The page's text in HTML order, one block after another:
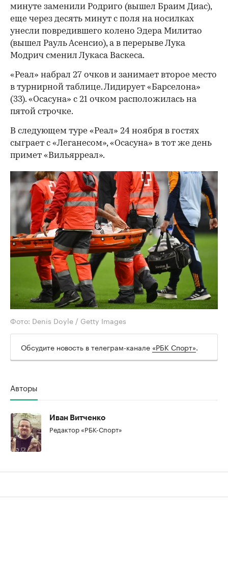
00:00 / 00:00
минуте заменили Родриго (вышел Браим Диас),
еще через десять минут с поля на носилках
унесли повредившего колено Эдера Милитао
(вышел Рауль Асенсио), а в перерыве Лука
Модрич сменил Лукаса Васкеса.
«Реал» набрал 27 очков и занимает второе место
в турнирной таблице. Лидирует «Барселона»
(33). «Осасуна» с 21 очком расположилась на
пятой строчке.
В следующем туре «Реал» 24 ноября в гостях
сыграет с «Леганесом», «Осасуна» в тот же день
примет «Вильярреал».
Фото: Denis Doyle / Getty Images
Обсудите новость в телеграм-канале «РБК Спорт».
Авторы
Иван Витченко
Редактор «РБК-Спорт»